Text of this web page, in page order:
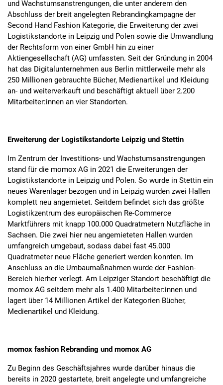
und Wachstumsanstrengungen, die unter anderem den
Abschluss der breit angelegten Rebrandingkampagne der
Second Hand Fashion Kategorie, die Erweiterung der zwei
Logistikstandorte in Leipzig und Polen sowie die Umwandlung
der Rechtsform von einer GmbH hin zu einer
Aktiengesellschaft (AG) umfassten. Seit der Gründung in 2004
hat das Digitalunternehmen aus Berlin mittlerweile mehr als
250 Millionen gebrauchte Bücher, Medienartikel und Kleidung
an- und weiterverkauft und beschäftigt aktuell über 2.200
Mitarbeiter:innen an vier Standorten.
Erweiterung der Logistikstandorte Leipzig und Stettin
Im Zentrum der Investitions- und Wachstumsanstrengungen
stand für die momox AG in 2021 die Erweiterungen der
Logistikstandorte in Leipzig und Polen. So wurde in Stettin ein
neues Warenlager bezogen und in Leipzig wurden zwei Hallen
komplett neu angemietet. Seitdem befindet sich das größte
Logistikzentrum des europäischen Re-Commerce
Marktführers mit knapp 100.000 Quadratmetern Nutzfläche in
Sachsen. Die zwei hier neu angemieteten Hallen wurden
umfangreich umgebaut, sodass dabei fast 45.000
Quadratmeter neue Fläche generiert werden konnten. Im
Anschluss an die Umbaumaßnahmen wurde der Fashion-
Bereich hierher verlegt. Am Leipziger Standort beschäftigt die
momox AG seitdem mehr als 1.400 Mitarbeiter:innen und
lagert über 14 Millionen Artikel der Kategorien Bücher,
Medienartikel und Kleidung.
momox fashion Rebranding und momox AG
Zu Beginn des Geschäftsjahres wurde darüber hinaus die
bereits in 2020 gestartete, breit angelegte und umfangreiche